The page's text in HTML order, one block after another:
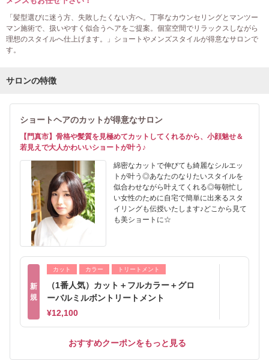
「髪型選びに迷う方、失敗したくない方へ。丁寧なカウンセリングとマンツー
マン施術で、扱いやすく似合うヘアをご提案。個室空間でリラックスしながら
理想のスタイルへ仕上げます。」ショートやメンズスタイルが得意なサロンで
す。
サロンの特徴
ショートヘアのカットが得意なサロン
【門真市】骨格や髪質を見極めてカットしてくれるから、小顔魅せ＆
若見えで大人かわいいショートが叶う♪
綿密なカットで伸びても綺麗なシルエッ
トが叶う◎あなたのなりたいスタイルを
似合わせながら叶えてくれる◎毎朝忙し
い女性のために自宅で簡単に出来るスタ
イリングも伝授いたします♪どこから見て
も美ショートに☆
新
規
カット カラー トリートメント
（1番人気）カット＋フルカラー＋グロ
ーバルミルボントリートメント
¥12,100
おすすめクーポンをもっと見る